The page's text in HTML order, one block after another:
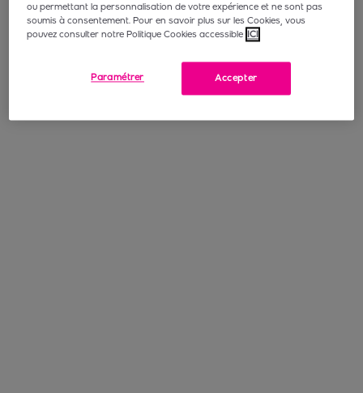
ou permettant la personnalisation de votre expérience et ne sont pas
soumis à consentement. Pour en savoir plus sur les Cookies, vous
pouvez consulter notre Politique Cookies accessible ICI
Accepter
Paramétrer